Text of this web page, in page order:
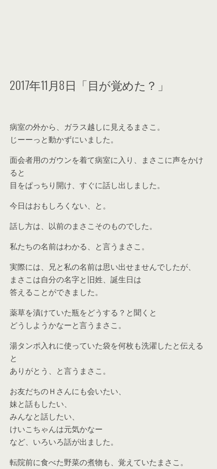
2017年11月8日「目が覚めた？」
病室の外から、ガラス越しに見えるまさこ。
じーーっと動かずにいました。
面会者用のガウンを着て病室に入り、まさこに声をかけ
ると
目をぱっちり開け、すぐに話し出しました。
今日はおもしろくない、と。
話し方は、以前のまさこそのものでした。
私たちの名前はわかる、と言うまさこ。
実際には、兄と私の名前は思い出せませんでしたが、
まさこは自分の名字と旧姓、誕生日は
答えることができました。
薬草を漬けていた瓶をどうする？と聞くと
どうしようかなーと言うまさこ。
湯タンポ入れに使っていた袋を何枚も洗濯したと伝える
と
ありがとう、と言うまさこ。
お友だちのＨさんにも会いたい、
妹と話もしたい、
みんなと話したい、
けいこちゃんは元気かなー
など、いろいろ話が出ました。
転院前に食べた野菜の煮物も、覚えていたまさこ。